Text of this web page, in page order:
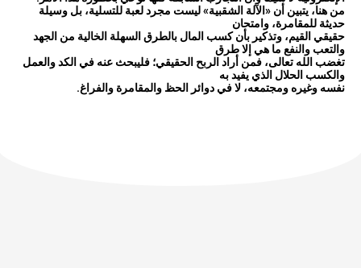
من هنا، يتبين أن «الآلة الشقبية» ليست مجرد لعبة للتسلية، بل وسيلة
حديثة للمقامرة، وامتحان
حقيقي القيم، وتذكير بأن كسب المال بالطرق السهلة الخالية من الجهد
والتعب والنفع ما هي إلا طرق
تغضب الله تعالى، فمن أراد الربح الحقيقي؛ فليبحث عنه في الكد والعمل
والكسب الحلال الذي يفيد به
نفسه وغيره ومجتمعه، لا في دوائر الحظ والمقامرة والفراغ.